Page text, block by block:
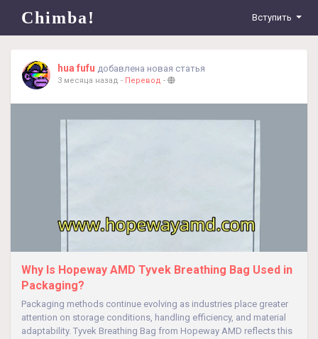
Chimba! Вступить
hua fufu добавлена новая статья
3 месяца назад - Перевод -
Why Is Hopeway AMD Tyvek Breathing Bag Used in
Packaging?
Packaging methods continue evolving as industries place greater
attention on storage conditions, handling efficiency, and material
adaptability. Tyvek Breathing Bag from Hopeway AMD reflects this